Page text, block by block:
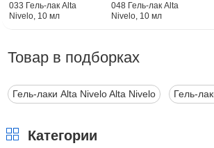
033 Гель-лак Alta
Nivelo, 10 мл
048 Гель-лак Alta
Nivelo, 10 мл
Товар в подборках
Гель-лаки Alta Nivelo Alta Nivelo Гель-
Категории